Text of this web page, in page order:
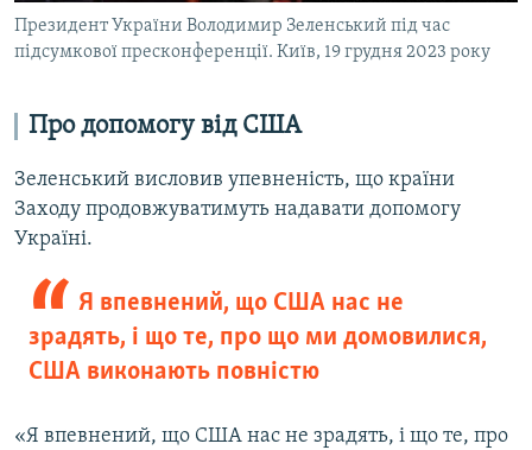
Президент України Володимир Зеленський під час
підсумкової пресконференції. Київ, 19 грудня 2023 року
Про допомогу від США
Зеленський висловив упевненість, що країни
Заходу продовжуватимуть надавати допомогу
Україні.
Я впевнений, що США нас не
зрадять, і що те, про що ми домовилися,
США виконають повністю
«Я впевнений, що США нас не зрадять, і що те, про